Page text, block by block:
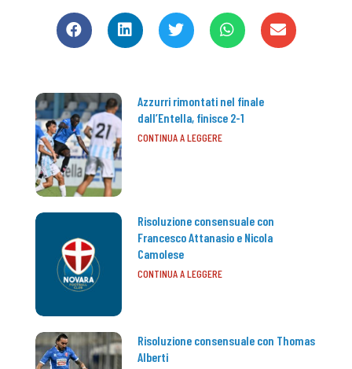
Azzurri rimontati nel finale
dall’Entella, finisce 2-1
CONTINUA A LEGGERE
Risoluzione consensuale con
Francesco Attanasio e Nicola
Camolese
CONTINUA A LEGGERE
Risoluzione consensuale con Thomas
Alberti